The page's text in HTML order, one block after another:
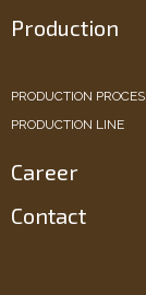
Production
PRODUCTION
PRODUCTION LINE
Career
Contact